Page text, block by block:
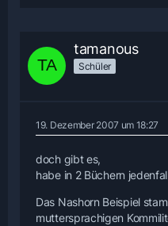
tamanous
Schüler
19. Dezember 2007 um 18:27
doch gibt es,
habe in 2 Büchern
Das Nashorn Beispiel
muttersprachigen